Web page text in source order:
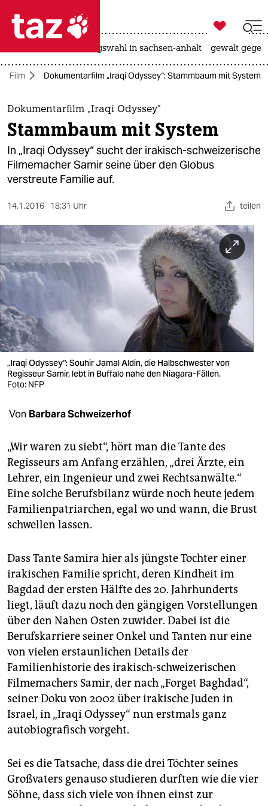
 taz zahl ich
taz zahl ich
themen
politik
öko
sport
berlin
nord
wahrheit
verlag
verlag
shop
fragen & hilfe
unterstützen
abo
genossenschaft

taz zahl ich
landtagswahl in sachsen-anhalt gewalt
Film Dokumentarfilm „Iraqi Odyssey“: Stammbaum mit System
Dokumentarfilm „Iraqi Odyssey“
Stammbaum mit System
In „Iraqi Odyssey“ sucht der irakisch-schweizerische
Filmemacher Samir seine über den Globus
verstreute Familie auf.
14.1.2016 18:31 Uhr teilen
„Iraqi Odyssey“: Souhir Jamal Aldin, die Halbschwester von
Regisseur Samir, lebt in Buffalo nahe den Niagara-Fällen.
Foto: NFP
Von Barbara Schweizerhof
„Wir waren zu siebt“, hört man die Tante des
Regisseurs am Anfang erzählen, „drei Ärzte, ein
Lehrer, ein Ingenieur und zwei Rechtsanwälte.“
Eine solche Berufsbilanz würde noch heute jedem
Familienpatriarchen, egal wo und wann, die Brust
schwellen lassen.
Dass Tante Samira hier als jüngste Tochter einer
irakischen Familie spricht, deren Kindheit im
Bagdad der ersten Hälfte des 20. Jahrhunderts
liegt, läuft dazu noch den gängigen Vorstellungen
über den Nahen Osten zuwider. Dabei ist die
Berufskarriere seiner Onkel und Tanten nur eine
von vielen erstaunlichen Details der
Familienhistorie des irakisch-schweizerischen
Filmemachers Samir, der nach „Forget Baghdad“,
seiner Doku von 2002 über irakische Juden in
Israel, in „Iraqi Odyssey“ nun erstmals ganz
autobiografisch vorgeht.
Sei es die Tatsache, dass die drei Töchter seines
Großvaters genauso studieren durften wie die vier
Söhne, dass sich viele von ihnen einst zur